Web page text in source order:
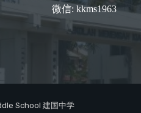
微信: kkms1963
School 建国中学